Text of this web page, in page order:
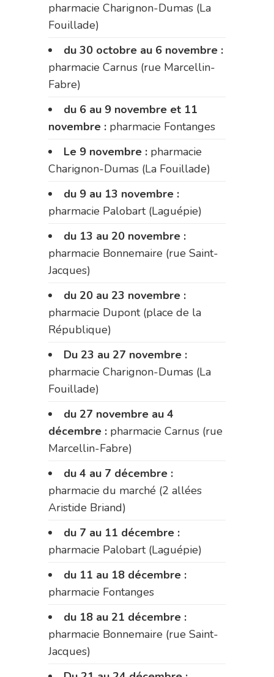
pharmacie Charignon-Dumas (La
Fouillade)
du 30 octobre au 6 novembre :
pharmacie Carnus (rue Marcellin-
Fabre)
du 6 au 9 novembre et 11
novembre : pharmacie Fontanges
Le 9 novembre : pharmacie
Charignon-Dumas (La Fouillade)
du 9 au 13 novembre :
pharmacie Palobart (Laguépie)
du 13 au 20 novembre :
pharmacie Bonnemaire (rue Saint-
Jacques)
du 20 au 23 novembre :
pharmacie Dupont (place de la
République)
Du 23 au 27 novembre :
pharmacie Charignon-Dumas (La
Fouillade)
du 27 novembre au 4
décembre : pharmacie Carnus (rue
Marcellin-Fabre)
du 4 au 7 décembre :
pharmacie du marché (2 allées
Aristide Briand)
du 7 au 11 décembre :
pharmacie Palobart (Laguépie)
du 11 au 18 décembre :
pharmacie Fontanges
du 18 au 21 décembre :
pharmacie Bonnemaire (rue Saint-
Jacques)